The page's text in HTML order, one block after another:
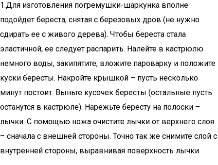
1.Для изготовления погремушки-шаркунка вполне
подойдет береста, снятая с березовых дров (не нужно
сдирать ее с живого дерева). Чтобы береста стала
эластичной, ее следует распарить. Налейте в кастрюлю
немного воды, закипятите, вложите пароварку и положите
куски бересты. Накройте крышкой – пусть несколько
минут постоит. Выньте кусочек бересты (остальные пусть
останутся в кастрюле). Нарежьте бересту на полоски –
лычки. С помощью ножа очистите лычки от верхнего слоя
– сначала с внешней стороны. Точно так же снимите слой с
внутренней стороны, выравнивая поверхность лычки.